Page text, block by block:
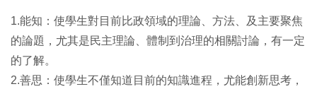
1.能知：使學生對目前比政領域的理論、方法、及主要聚焦
的論題，尤其是民主理論、體制到治理的相關討論，有一定
的了解。
2.善思：使學生不僅知道目前的知識進程，尤能創新思考，